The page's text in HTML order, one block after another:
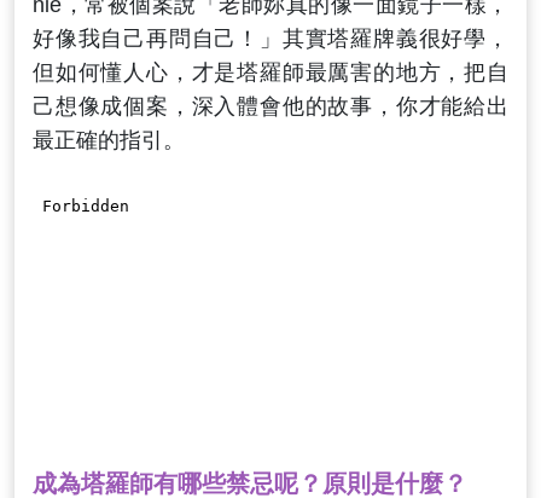
好像我自己再問自己！」其實塔羅牌義很好學，
但如何懂人心，才是塔羅師最厲害的地方，把自
己想像成個案，深入體會他的故事，你才能給出
最正確的指引。
成為塔羅師有哪些禁忌呢？原則是什麼？